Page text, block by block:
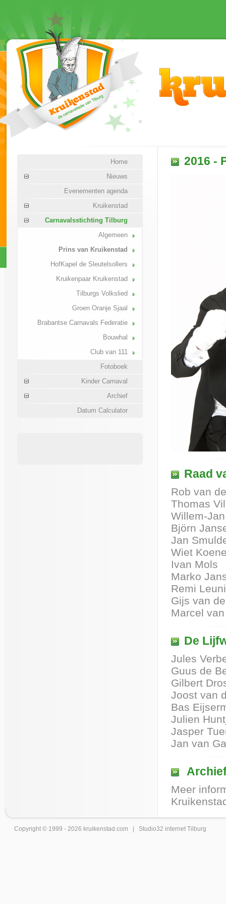
Home
Nieuws
Evenementen agenda
Kruikenstad
Carnavalsstichting Tilburg
Algemeen
Prins van Kruikenstad
HofKapel de Sleutelsollers
Kruikenpaar Kruikenstad
Tilburgs Volkslied
Groen Oranje Sjaal
Brabantse Carnavals Federatie
Bouwhal
Club van 111
Fotoboek
Kinder Carnaval
Archief
Datum Calculator
2016 -
Raad
Rob van
Thomas
Willem-
Björn
Jan
Wiet
Ivan Mols
Marko
Remi
Gijs van
Marcel
De
Jules
Guus de
Gilbert
Joost van
Bas
Julien
Jasper
Jan van
Meer
Copyright © 1999 - 2026 kruikenstad .com | Studio32 internet Tilburg